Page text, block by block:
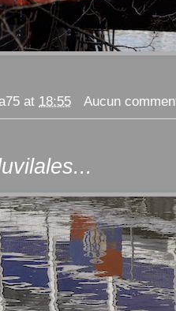
at 18:55 Aucun